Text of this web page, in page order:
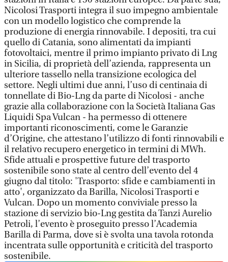
Nicolosi Trasporti integra il suo impegno ambientale
con un modello logistico che comprende la
produzione di energia rinnovabile. I depositi, tra cui
quello di Catania, sono alimentati da impianti
fotovoltaici, mentre il primo impianto privato di Lng
in Sicilia, di proprietà dell’azienda, rappresenta un
ulteriore tassello nella transizione ecologica del
settore. Negli ultimi due anni, l’uso di centinaia di
tonnellate di Bio-Lng da parte di Nicolosi - anche
grazie alla collaborazione con la Società Italiana Gas
Liquidi Spa Vulcan - ha permesso di ottenere
importanti riconoscimenti, come le Garanzie
d’Origine, che attestano l’utilizzo di fonti rinnovabili e
il relativo recupero energetico in termini di MWh.
Sfide attuali e prospettive future del trasporto
sostenibile sono state al centro dell’evento del 4
giugno dal titolo: 'Trasporto: sfide e cambiamenti in
atto', organizzato da Barilla, Nicolosi Trasporti e
Vulcan. Dopo un momento conviviale presso la
stazione di servizio bio-Lng gestita da Tanzi Aurelio
Petroli, l’evento è proseguito presso l’Academia
Barilla di Parma, dove si è svolta una tavola rotonda
incentrata sulle opportunità e criticità del trasporto
sostenibile.